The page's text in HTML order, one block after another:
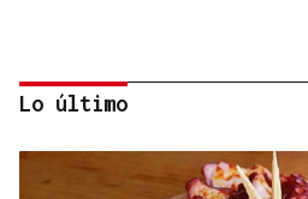
Lo último